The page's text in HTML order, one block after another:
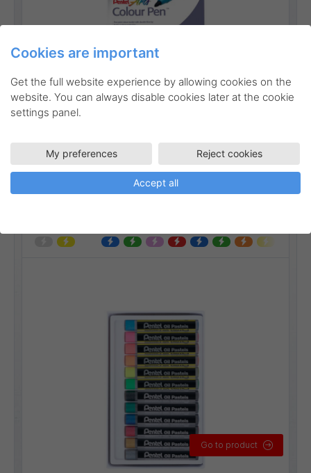
Go to product
Oljepastellkritor – fluorescerande
Go to product
Cookies are important
Get the full website experience by allowing cookies on the
website. You can always disable cookies later at the cookie
settings panel.
My preferences Reject cookies
Accept all